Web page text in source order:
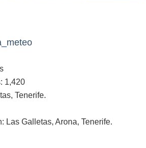
1,420
Tenerife.
Las Galletas, Arona, Tenerife.